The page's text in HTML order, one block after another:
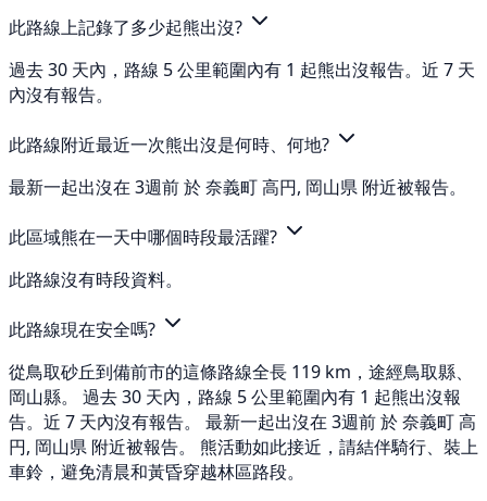
此路線上記錄了多少起熊出沒?
過去 30 天內，路線 5 公里範圍內有 1 起熊出沒報告。近 7 天
內沒有報告。
此路線附近最近一次熊出沒是何時、何地?
最新一起出沒在 3週前 於 奈義町 高円, 岡山県 附近被報告。
此區域熊在一天中哪個時段最活躍?
此路線沒有時段資料。
此路線現在安全嗎?
從鳥取砂丘到備前市的這條路線全長 119 km，途經鳥取縣、
岡山縣。 過去 30 天內，路線 5 公里範圍內有 1 起熊出沒報
告。近 7 天內沒有報告。 最新一起出沒在 3週前 於 奈義町 高
円, 岡山県 附近被報告。 熊活動如此接近，請結伴騎行、裝上
車鈴，避免清晨和黃昏穿越林區路段。